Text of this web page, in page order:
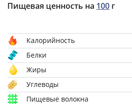
Пищевая ценность на 100 г
Калорийность
Белки
Жиры
Углеводы
Пищевые волокна